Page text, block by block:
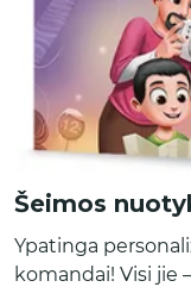
Ypatinga
komandai! Visi jie